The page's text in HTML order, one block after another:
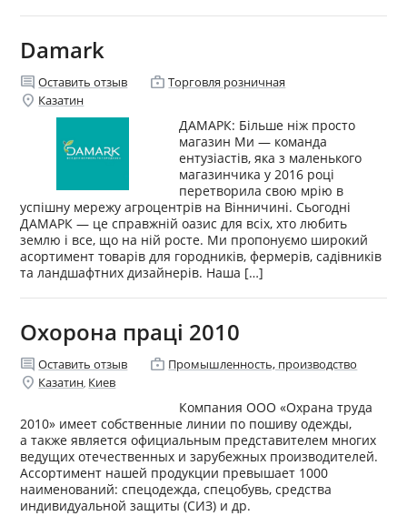
Damark
comment Оставить отзыв enterprise Торговля розничная
location_on Казатин
ДАМАРК: Більше ніж просто
магазин Ми — команда
ентузіастів, яка з маленького
магазинчика у 2016 році
перетворила свою мрію в
успішну мережу агроцентрів на Вінничині. Сьогодні
ДАМАРК — це справжній оазис для всіх, хто любить
землю і все, що на ній росте. Ми пропонуємо широкий
асортимент товарів для городників, фермерів, садівників
та ландшафтних дизайнерів. Наша […]
Охорона праці 2010
comment Оставить отзыв enterprise Промышленность, производство
location_on Казатин, Киев
Компания ООО «Охрана труда
2010» имеет собственные линии по пошиву одежды,
а также является официальным представителем многих
ведущих отечественных и зарубежных производителей.
Ассортимент нашей продукции превышает 1000
наименований: спецодежда, спецобувь, средства
индивидуальной защиты (СИЗ) и др.